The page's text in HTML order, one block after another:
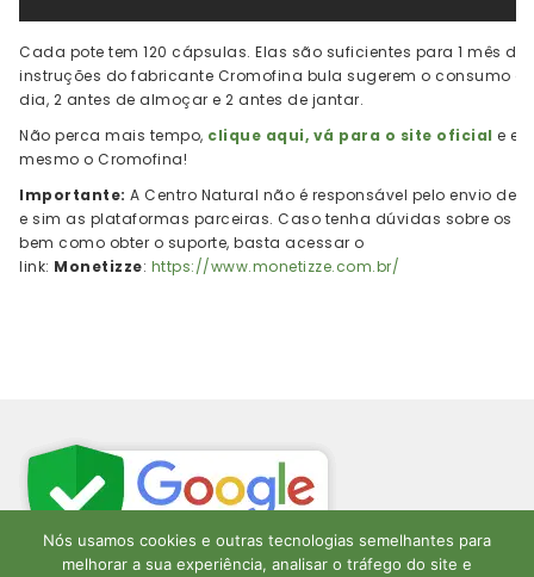
Cada pote tem 120 cápsulas. Elas são suficientes para 1 mês de
instruções do fabricante Cromofina bula sugerem o consumo
dia, 2 antes de almoçar e 2 antes de jantar.
Não perca mais tempo, clique aqui, vá para o site oficial e
mesmo o Cromofina!
Importante: A Centro Natural não é responsável pelo envio
e sim as plataformas parceiras. Caso tenha dúvidas sobre os
bem como obter o suporte, basta acessar o
link: Monetizze: https://www.monetizze.com.br/
Nós usamos cookies e outras tecnologias semelhantes para
melhorar a sua experiência, analisar o tráfego do site e